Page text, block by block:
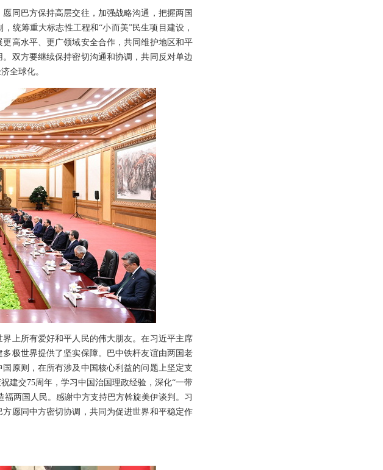
同巴方保持高层交往，加强战略沟通，把握两国
统筹重大标志性工程和“小而美”民生项目建设，
高水平、更广领域安全合作，共同维护地区和平
双方要继续保持密切沟通和协调，共同反对单边
全球化。
上所有爱好和平人民的伟大朋友。在习近平主席
极世界提供了坚实保障。巴中铁杆友谊由两国老
原则，在所有涉及中国核心利益的问题上坚定支
建交75周年，学习中国治国理政经验，深化“一带
两国人民。感谢中方支持巴方斡旋美伊谈判。习
愿同中方密切协调，共同为促进世界和平稳定作